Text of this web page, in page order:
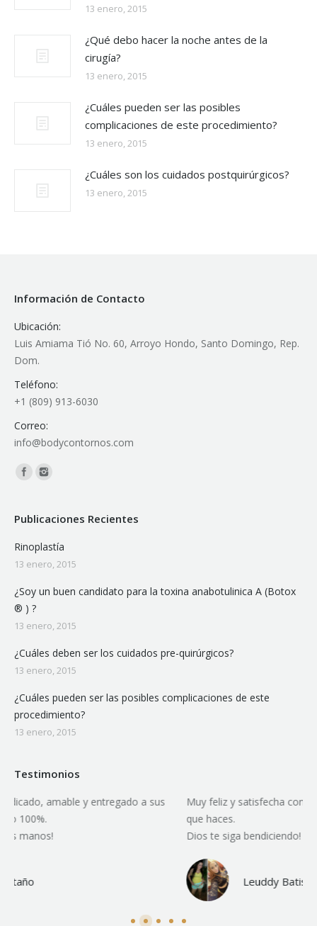
13 enero, 2015
¿Qué debo hacer la noche antes de la
cirugía?
13 enero, 2015
¿Cuáles pueden ser las posibles
complicaciones de este procedimiento?
13 enero, 2015
¿Cuáles son los cuidados postquirúrgicos?
13 enero, 2015
Información de Contacto
Ubicación:
Luis Amiama Tió No. 60, Arroyo Hondo, Santo Domingo, Rep.
Dom.
Teléfono:
+1 (809) 913-6030
Correo:
info@bodycontornos.com
Encuéntranos en:
Publicaciones Recientes
Rinoplastía
13 enero, 2015
¿Soy un buen candidato para la toxina anabotulinica A (Botox
® ) ?
13 enero, 2015
¿Cuáles deben ser los cuidados pre-quirúrgicos?
13 enero, 2015
¿Cuáles pueden ser las posibles complicaciones de este
procedimiento?
13 enero, 2015
Testimonios
Muy feliz y satisfecha con su trabajo. Eres muy dedicado en lo
que haces.
Dios te siga bendiciendo!